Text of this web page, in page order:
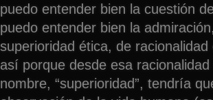
puedo entender bien la cuestión
puedo entender bien la
superioridad ética, de
así porque desde esa
nombre, “superioridad”, tendría